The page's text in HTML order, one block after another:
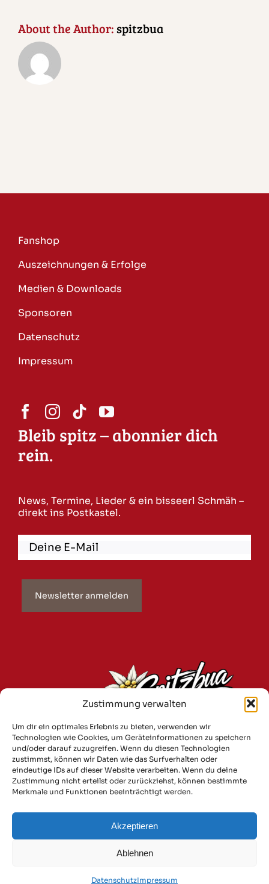
Zustimmung verwalten
Um dir ein optimales Erlebnis zu bieten, verwenden wir
Technologien wie Cookies, um Geräteinformationen zu speichern
und/oder darauf zuzugreifen. Wenn du diesen Technologien
zustimmst, können wir Daten wie das Surfverhalten oder
eindeutige IDs auf dieser Website verarbeiten. Wenn du deine
Zustimmung nicht erteilst oder zurückziehst, können bestimmte
Merkmale und Funktionen beeinträchtigt werden.
Akzeptieren
Ablehnen
DatenschutzImpressum
About the Author:spitzbua
Fanshop
Auszeichnungen & Erfolge
Medien & Downloads
Sponsoren
Datenschutz
Impressum
Bleib spitz – abonnier dich
rein.
News, Termine, Lieder & ein bisseerl Schmäh –
direkt ins Postkastel.
Newsletter anmelden
Spitzi Entertainment
Unterdietzing 27b
94034 Passau
Telefon:
info@spitzbua-markus.com
2003: Vom